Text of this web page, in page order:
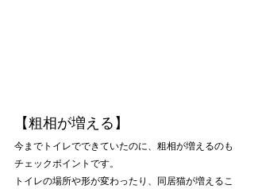
【粗相が増える】
今までトイレでできていたのに、粗相が増えるのも
チェックポイントです。
トイレの場所や形が変わったり、同居猫が増えるこ